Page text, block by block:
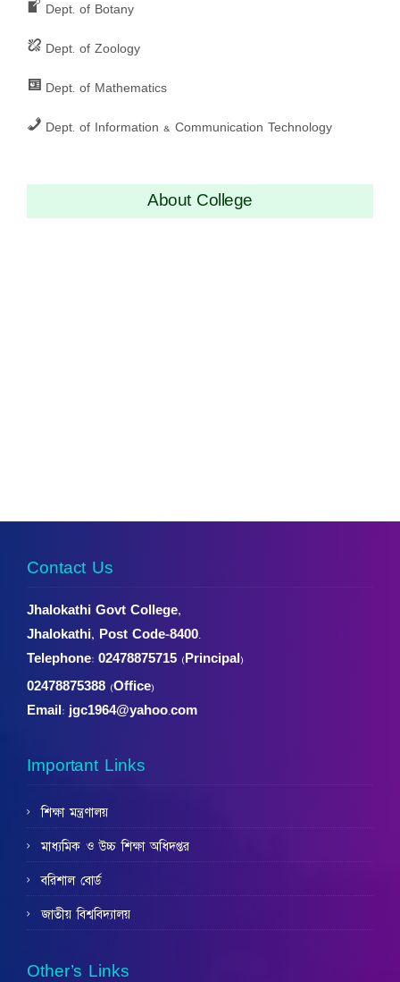
Dept. of Botany
Dept. of Zoology
Dept. of Mathematics
Dept. of Information & Communication Technology
About College
Contact Us
Jhalokathi Govt College,
Jhalokathi, Post Code-8400.
Telephone: 02478875715 (Principal)
02478875388 (Office)
Email: jgc1964@yahoo.com
Important Links
শিক্ষা মন্ত্রণালয়
মাধ্যমিক ও উচ্চ শিক্ষা অধিদপ্তর
বরিশাল বোর্ড
জাতীয় বিশ্ববিদ্যালয়
Other’s Links